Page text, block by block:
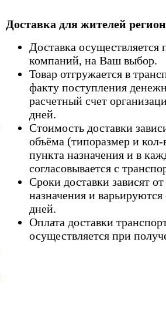
Доставка для жителей
Доставка
компаний, на Ваш выбор.
Товар отгружается в
факту поступления
расчетный счет
дней.
Стоимость доставки
объёма (типоразмер и кол-
пункта назначения и в
согласовывается с
Сроки доставки зависят
назначения и
дней.
Оплата доставки
осуществляется при